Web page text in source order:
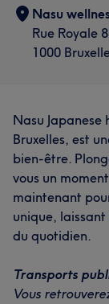
Nasu
Rue Royale
1000
Nasu Japanese
Bruxelles, est
bien-être.
vous un
maintenant
unique, laissant
du quotidien.
Transports
Vous